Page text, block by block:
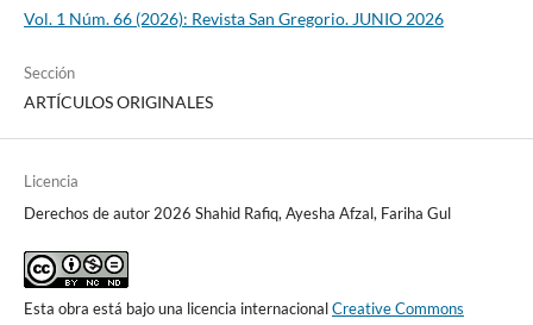
Vol. 1 Núm. 66 (2026): Revista San Gregorio. JUNIO 2026
Sección
ARTÍCULOS ORIGINALES
Licencia
Derechos de autor 2026 Shahid Rafiq, Ayesha Afzal, Fariha Gul
Esta obra está bajo una licencia internacionalCreative Commons